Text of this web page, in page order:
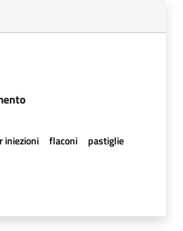
iniezioni flaconi
pastiglie